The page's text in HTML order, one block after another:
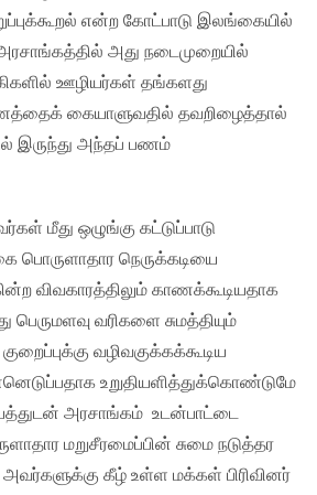
என்ற கோட்பாடு இலங்கையில்
அது நடைமுறையில்
ஊழியர்கள் தங்களது
கையாளுவதில் தவறிழைத்தால்
இருந்து அந்தப் பணம்
மீது ஒழுங்கு கட்டுப்பாடு
பொருளாதார நெருக்கடியை
விவகாரத்திலும் காணக்கூடியதாக
பெருமளவு வரிகளை சுமத்தியும்
வழிவகுக்கக்கூடிய
உறுதியளித்துக்கொண்டுமே
அரசாங்கம் உடன்பாட்டை
மறுசீரமைப்பின் சுமை நடுத்தர
கீழ் உள்ள மக்கள் பிரிவினர்